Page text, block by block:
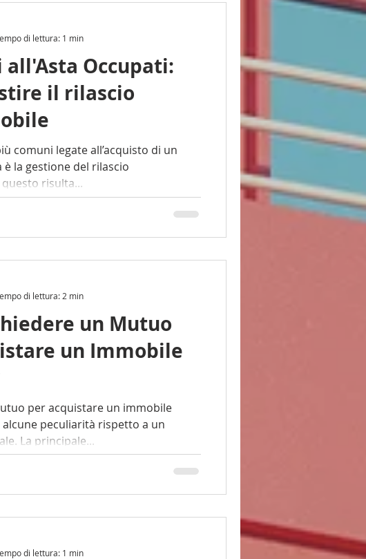
Occupati:
il rilascio
comuni legate all’acquisto di un
è la gestione del rilascio
se questo risulta...
di lettura: 1 min
un Mutuo
un Immobile
per acquistare un immobile
La principale...
di lettura: 2 min
di lettura: 1 min